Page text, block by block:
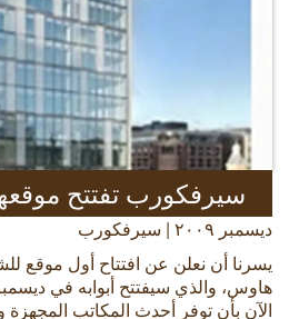
سيرفكورب تفتتح
ديسمبر ٢٠٠٩ | سيرفكورب
يسرنا أن نعلن عن افتتاح أول موقع
الآن بأن توفر أحدث المكاتب المجهزة